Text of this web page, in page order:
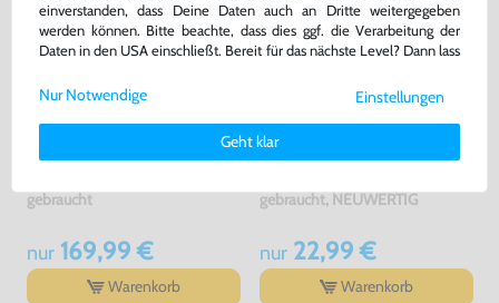
Konsole Slim #schwarz +
Controller
gebraucht
nur169,99 €
Warenkorb
Original Memory Card /
MB #schwarz [Sony]
gebraucht, NEUWERTIG
nur22,99 €
Warenkorb
einverstanden, dass Deine Daten auch an Dritte weitergegeben
werden können. Bitte beachte, dass dies ggf. die Verarbeitung der
Daten in den USA einschließt. Bereit für das nächste Level? Dann lass
Weitere Informationen zu den von uns verwendeten Cookies und
Deinen Rechten als Nutzer findest Du in unsererDaten­schutz­
Impressum.
Einstellungen
Geht klar
Nur Notwendige